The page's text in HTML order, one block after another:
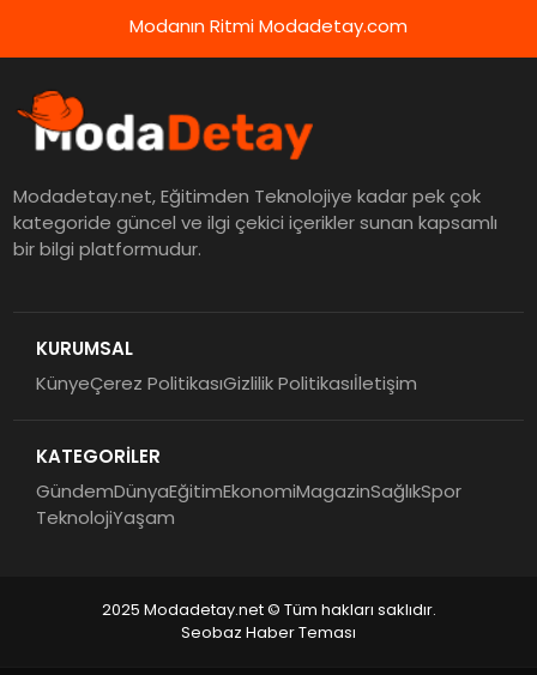
Modanın Ritmi Modadetay.com
Modadetay.net, Eğitimden Teknolojiye kadar pek çok
kategoride güncel ve ilgi çekici içerikler sunan kapsamlı
bir bilgi platformudur.
KURUMSAL
KünyeÇerez PolitikasıGizlilik Politikasıİletişim
KATEGORİLER
GündemDünyaEğitimEkonomiMagazinSağlıkSpor
TeknolojiYaşam
2025 Modadetay.net © Tüm hakları saklıdır.
Seobaz Haber Teması